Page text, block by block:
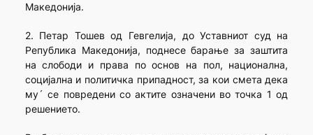
Македонија.
2. Петар Тошев од Гевгелија, до Уставниот суд на
Република Македонија, поднесе барање за заштита
на слободи и права по основ на пол, национална,
социјална и политичка припадност, за кои смета дека
му´ се повредени со актите означени во точка 1 од
решението.